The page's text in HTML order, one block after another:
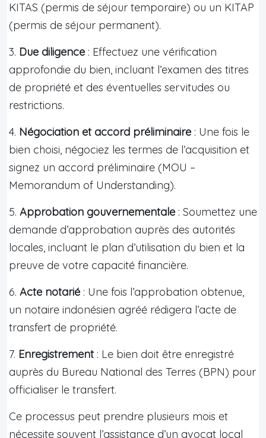
KITAS (permis de séjour temporaire) ou un KITAP
(permis de séjour permanent).
3. Due diligence : Effectuez une vérification
approfondie du bien, incluant l’examen des titres
de propriété et des éventuelles servitudes ou
restrictions.
4. Négociation et accord préliminaire : Une fois le
bien choisi, négociez les termes de l’acquisition et
signez un accord préliminaire (MOU –
Memorandum of Understanding).
5. Approbation gouvernementale : Soumettez une
demande d’approbation auprès des autorités
locales, incluant le plan d’utilisation du bien et la
preuve de votre capacité financière.
6. Acte notarié : Une fois l’approbation obtenue,
un notaire indonésien agréé rédigera l’acte de
transfert de propriété.
7. Enregistrement: Le bien doit être enregistré
auprès du Bureau National des Terres (BPN) pour
officialiser le transfert.
Ce processus peut prendre plusieurs mois et
nécessite souvent l’assistance d’un avocat local